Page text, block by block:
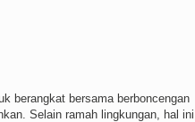
berangkat bersama berboncengan
Selain ramah lingkungan, hal ini